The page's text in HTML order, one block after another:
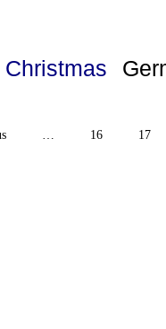
Christmas
… 16 17